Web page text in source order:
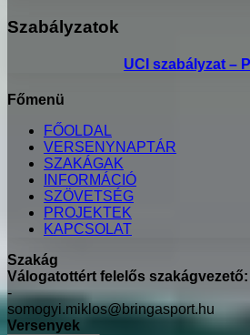
Szabályzatok
UCI szabályzat –
Főmenü
FŐOLDAL
VERSENYNAPTÁR
SZAKÁGAK
INFORMÁCIÓ
SZÖVETSÉG
PROJEKTEK
KAPCSOLAT
Szakág
Válogatottért felelős szakágvezető:
-
somogyi.miklos@bringasport.hu
Versenyek